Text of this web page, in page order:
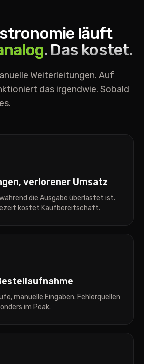
läuft
. Das kostet.
Weiterleitungen. Auf
das irgendwie. Sobald
verlorener Umsatz
die Ausgabe überlastet ist.
kostet Kaufbereitschaft.
manuelle Eingaben. Fehlerquellen
im Peak.